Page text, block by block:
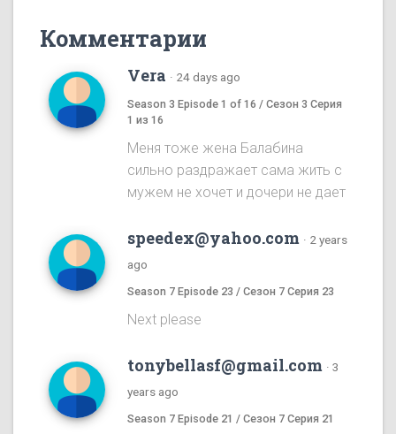
Комментарии
Vera · 24 days ago
Season 3 Episode 1 of 16 / Сезон 3 Серия
1 из 16
Меня тоже жена Балабина
сильно раздражает сама жить с
мужем не хочет и дочери не дает
speedex@yahoo.com · 2 years
ago
Season 7 Episode 23 / Сезон 7 Серия 23
Next please
tonybellasf@gmail.com · 3
years ago
Season 7 Episode 21 / Сезон 7 Серия 21